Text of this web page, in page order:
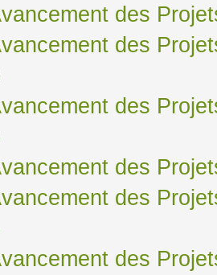
des
des
des
des
des
des